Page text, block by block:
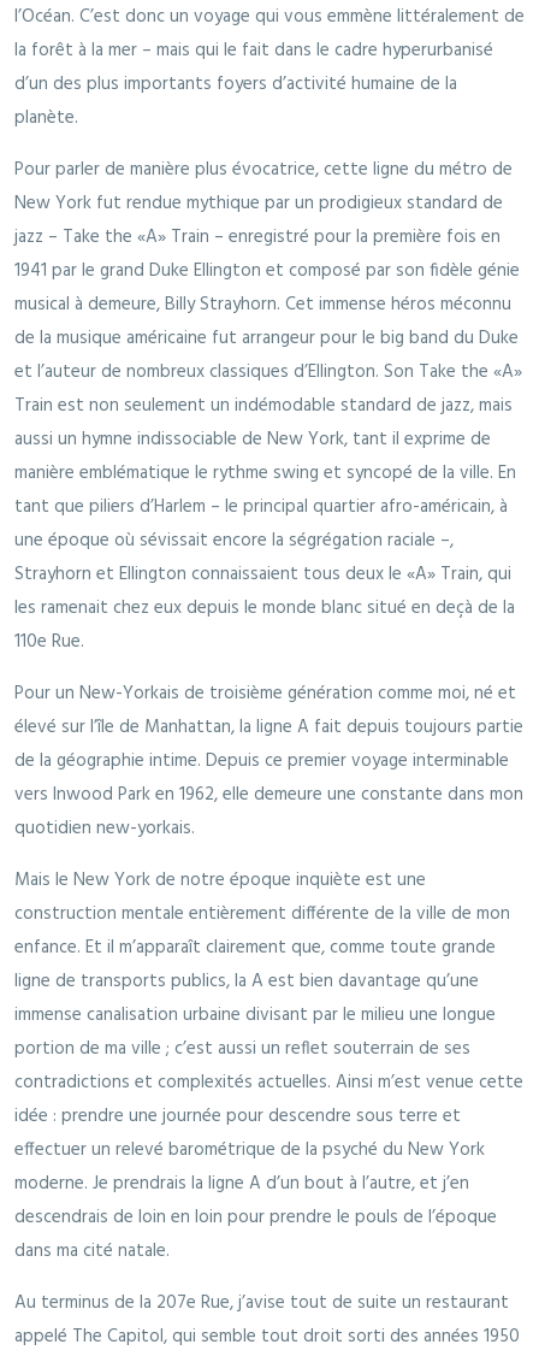
l’Océan. C’est donc un voyage qui vous emmène littéralement de
la forêt à la mer – mais qui le fait dans le cadre hyperurbanisé
d’un des plus importants foyers d’activité humaine de la
planète.
Pour parler de manière plus évocatrice, cette ligne du métro de
New York fut rendue mythique par un prodigieux standard de
jazz – Take the «A» Train – enregistré pour la première fois en
1941 par le grand Duke Ellington et composé par son fidèle génie
musical à demeure, Billy Strayhorn. Cet immense héros méconnu
de la musique américaine fut arrangeur pour le big band du Duke
et l’auteur de nombreux classiques d’Ellington. Son Take the «A»
Train est non seulement un indémodable standard de jazz, mais
aussi un hymne indissociable de New York, tant il exprime de
manière emblématique le rythme swing et syncopé de la ville. En
tant que piliers d’Harlem – le principal quartier afro-américain, à
une époque où sévissait encore la ségrégation raciale –,
Strayhorn et Ellington connaissaient tous deux le «A» Train, qui
les ramenait chez eux depuis le monde blanc situé en deçà de la
110e Rue.
Pour un New-Yorkais de troisième génération comme moi, né et
élevé sur l’île de Manhattan, la ligne A fait depuis toujours partie
de la géographie intime. Depuis ce premier voyage interminable
vers Inwood Park en 1962, elle demeure une constante dans mon
quotidien new-yorkais.
Mais le New York de notre époque inquiète est une
construction mentale entièrement différente de la ville de mon
enfance. Et il m’apparaît clairement que, comme toute grande
ligne de transports publics, la A est bien davantage qu’une
immense canalisation urbaine divisant par le milieu une longue
portion de ma ville ; c’est aussi un reflet souterrain de ses
contradictions et complexités actuelles. Ainsi m’est venue cette
idée : prendre une journée pour descendre sous terre et
effectuer un relevé barométrique de la psyché du New York
moderne. Je prendrais la ligne A d’un bout à l’autre, et j’en
descendrais de loin en loin pour prendre le pouls de l’époque
dans ma cité natale.
Au terminus de la 207e Rue, j’avise tout de suite un restaurant
appelé The Capitol, qui semble tout droit sorti des années 1950